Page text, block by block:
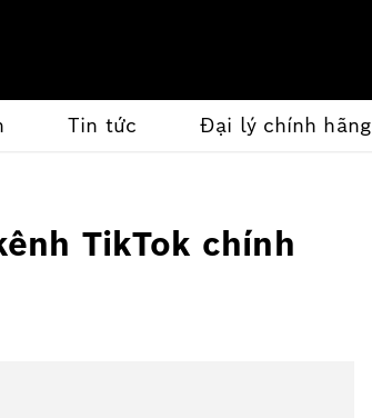
Tin tức Đại lý chính hãng
TikTok chính